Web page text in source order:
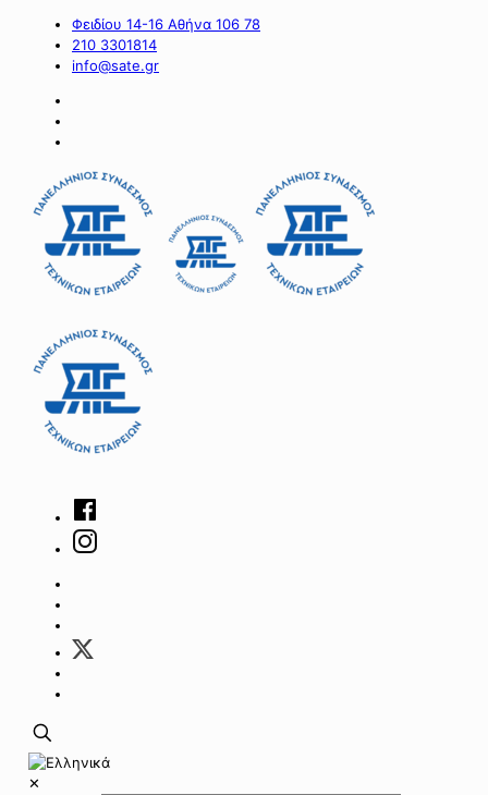
Φειδίου 14-16 Αθήνα 106 78
210 3301814
info@sate.gr
✕